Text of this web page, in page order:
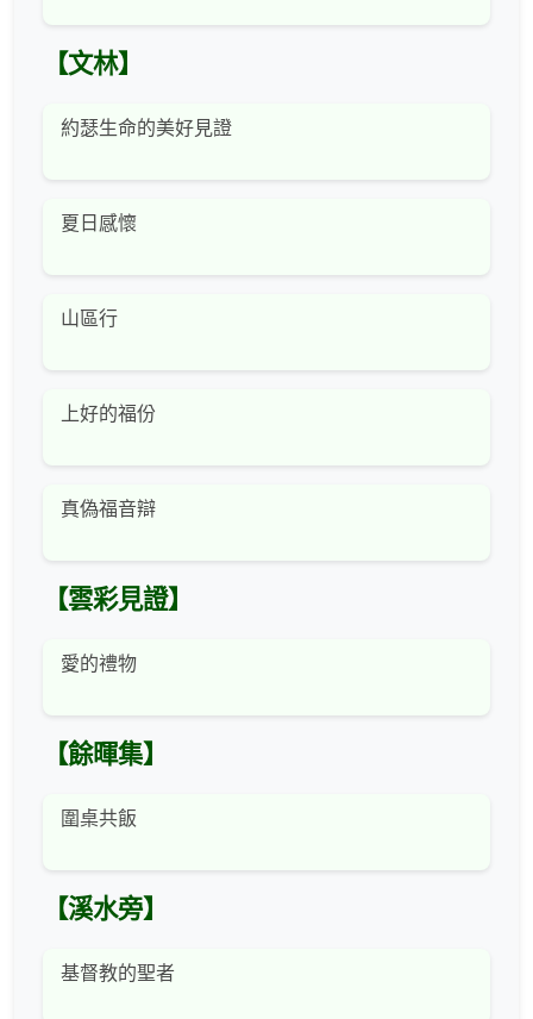
【文林】
約瑟生命的美好見證
夏日感懷
山區行
上好的福份
真偽福音辯
【雲彩見證】
愛的禮物
【餘暉集】
圍桌共飯
【溪水旁】
基督教的聖者